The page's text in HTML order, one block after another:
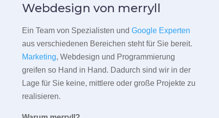
Webdesign von merryll
Ein Team von Spezialisten und Google Experten
aus verschiedenen Bereichen steht für Sie bereit.
Marketing, Webdesign und Programmierung
greifen so Hand in Hand. Dadurch sind wir in der
Lage für Sie keine, mittlere oder große Projekte zu
realisieren.